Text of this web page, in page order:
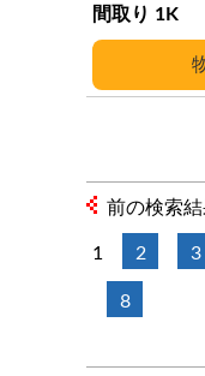
1K
前の検索
1 2 3
8